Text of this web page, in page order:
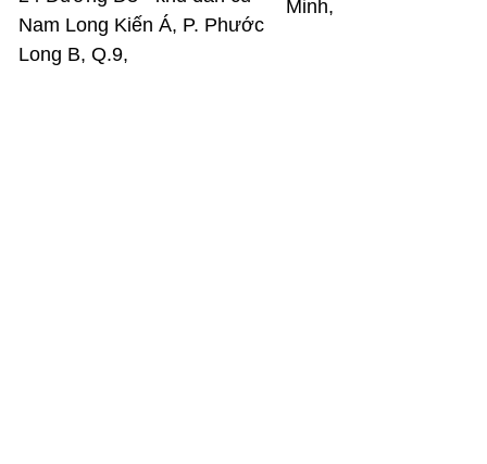
Nam Long Kiến Á, P. Phước
Long B, Q.9,
Minh,